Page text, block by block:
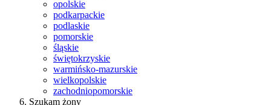
opolskie
podkarpackie
podlaskie
pomorskie
śląskie
świętokrzyskie
warmińsko-mazurskie
wielkopolskie
zachodniopomorskie
Szukam żony